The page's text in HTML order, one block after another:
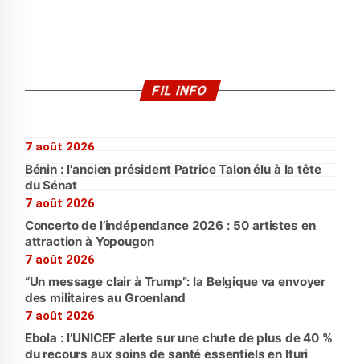
FIL INFO
7 août 2026
Bénin : l'ancien président Patrice Talon élu à la tête
du Sénat
7 août 2026
Concerto de l’indépendance 2026 : 50 artistes en
attraction à Yopougon
7 août 2026
“Un message clair à Trump”: la Belgique va envoyer
des militaires au Groenland
7 août 2026
Ebola : l’UNICEF alerte sur une chute de plus de 40 %
du recours aux soins de santé essentiels en Ituri